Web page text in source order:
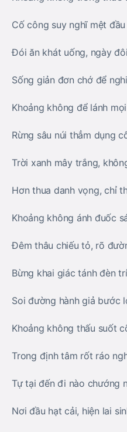
Cố công suy nghĩ mệt
Đói ăn khát uống, ngày
Sống giản đơn chớ để
Khoảng không để lánh
Rừng sâu núi thẳm dụng
Trời xanh mây trắng,
Hơn thua danh vọng, chỉ
Khoảng không ánh đuốc
Đêm thâu chiếu tỏ, rõ
Bừng khai giác tánh đèn
Soi đường hành giả bước
Khoảng không thấu suốt
Trong định tâm rốt ráo
Tự tại đến đi nào chướng
Nơi đầu hạt cải, hiện lai